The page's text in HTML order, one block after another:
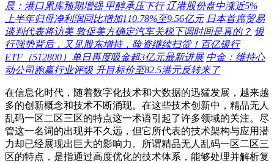
晨：港口累库预期增强 甲醇承压下行 辽港股份盘中涨近5%
上半年归母净利润同比增加110.78%至9.56亿元 日本首席贸易
谈判代表将访美 敦促美方确定汽车关税下调时间是真的？ 银
行强势背后，又见股东增持，险资继续扫货！百亿银行
ETF（512800）单日再度吸金超3亿元最新进展 中金：维持心
动公司跑赢行业评级 升目标价至82.5港元反转来了
在信息化时代，随着数字化技术和大数据的迅猛发展，越来越
多的创新概念和技术不断涌现。在这些技术创新中，精品无人
乱码一区二区三区的特点这一术语引起了许多领域的关注。尽
管这一名词的出现并不久远，但它所代表的技术架构与应用潜
力却已经展现出巨大的影响力。所谓精品无人乱码一区二区三
区的特点，是指通过高度优化的技术体系，能够处理并解析复